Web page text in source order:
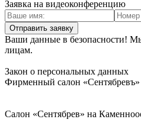
Заявка на видеоконференцию
Отправить заявку
Ваши данные в безопасности!
лицам.
Закон о персональных данных
Фирменный салон «Сентябревъ»
Салон «Сентябрев» на